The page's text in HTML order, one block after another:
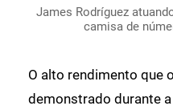
James Rodríguez
camisa de
O alto rendimento que
demonstrado durante